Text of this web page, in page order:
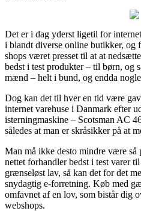
Det er i dag yderst ligetil for
i blandt diverse online butikker, og
shops været presset til at at
bedst i test produkter – til børn, og
mænd – helt i bund, og endda
Dog kan det til hver en tid være
internet varehuse i Danmark efter
isterningmaskine – Scotsman AC
således at man er skråsikker på at
Man må ikke desto mindre være så
nettet forhandler bedst i test varer
grænseløst lav, så kan det for det
snydagtig e-forretning. Køb med
omfavnet af en lov, som bistår dig
webshops.